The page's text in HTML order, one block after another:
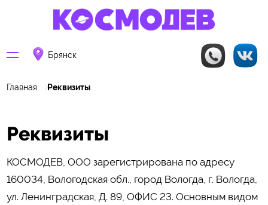
Брянск
Главная Реквизиты
Реквизиты
КОСМОДЕВ, ООО зарегистрирована по адресу
160034, Вологодская обл., город Вологда, г. Вологда,
ул. Ленинградская, Д. 89, ОФИС 23. Основным видом